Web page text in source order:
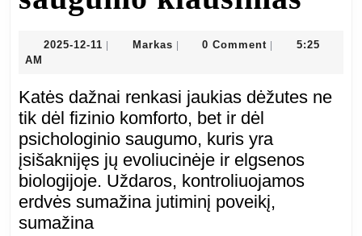
net
2025-12-11 2025-
| MarkasMarkas
| 0 Comment |
5:25
AM
Katės dažnai renkasi jaukias dėžutes ne
tik dėl fizinio komforto, bet ir dėl
psichologinio saugumo, kuris yra
įsišaknijęs jų evoliucinėje ir elgsenos
biologijoje. Uždaros, kontroliuojamos
erdvės sumažina jutiminį poveikį,
sumažina